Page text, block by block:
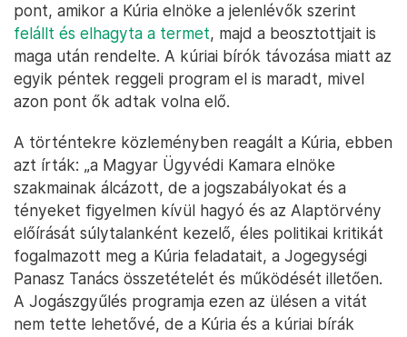
pont, amikor a Kúria elnöke a jelenlévők szerint
felállt és elhagyta a termet, majd a beosztottjait is
maga után rendelte. A kúriai bírók távozása miatt az
egyik péntek reggeli program el is maradt, mivel
azon pont ők adtak volna elő.
A történtekre közleményben reagált a Kúria, ebben
azt írták: „a Magyar Ügyvédi Kamara elnöke
szakmainak álcázott, de a jogszabályokat és a
tényeket figyelmen kívül hagyó és az Alaptörvény
előírását súlytalanként kezelő, éles politikai kritikát
fogalmazott meg a Kúria feladatait, a Jogegységi
Panasz Tanács összetételét és működését illetően.
A Jogászgyűlés programja ezen az ülésen a vitát
nem tette lehetővé, de a Kúria és a kúriai bírák